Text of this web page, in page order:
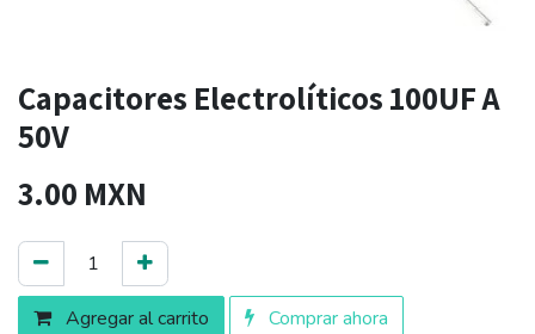
Capacitores Electrolíticos 100UF A
50V
3.00 MXN
Agregar al carrito Comprar ahora